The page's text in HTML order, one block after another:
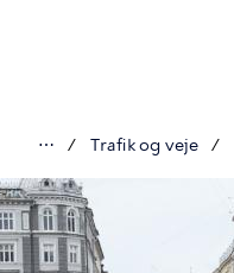
Du
er
her
⋯ Trafik og veje